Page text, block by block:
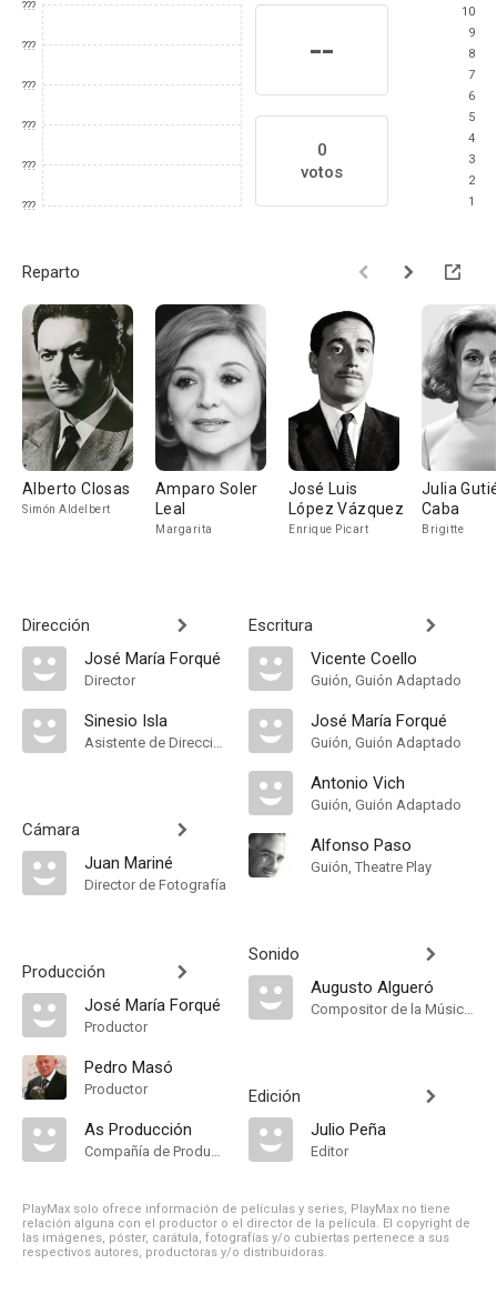
???
???
???
???
???
???
--
0
votos
10
9
8
7
6
5
4
3
2
1
Reparto
Alberto Closas
Simón Aldelbert
Amparo Soler
Leal
Margarita
José Luis
López Vázquez
Enrique Picart
Julia
Caba
Brigitte
Dirección
José María Forqué
Director
Sinesio Isla
Asistente de Dirección
Cámara
Juan Mariné
Director de Fotografía
Producción
José María Forqué
Productor
Pedro Masó
Productor
As Producción
Compañía de Produccion
Escritura
Vicente Coello
Guión, Guión Adaptado
José María Forqué
Guión, Guión Adaptado
Antonio Vich
Guión, Guión Adaptado
Alfonso Paso
Guión, Theatre Play
Sonido
Augusto Algueró
Compositor de la Música Original
Edición
Julio Peña
Editor
PlayMax solo ofrece información de películas y series, PlayMax no tiene
relación alguna con el productor o el director de la película. El copyright de
las imágenes, póster, carátula, fotografías y/o cubiertas pertenece a sus
respectivos autores, productoras y/o distribuidoras.